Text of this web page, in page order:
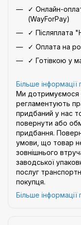
✓ Онлайн-
(WayForPay)
✓ Післяплата
✓ Оплата на
✓ Готівкою у
Більше
Ми дотримуємося
регламентують
придбаний у нас
повернути або
придбання.
умови, що товар не
зовнішнього
заводської
послуг
покупця.
Більше